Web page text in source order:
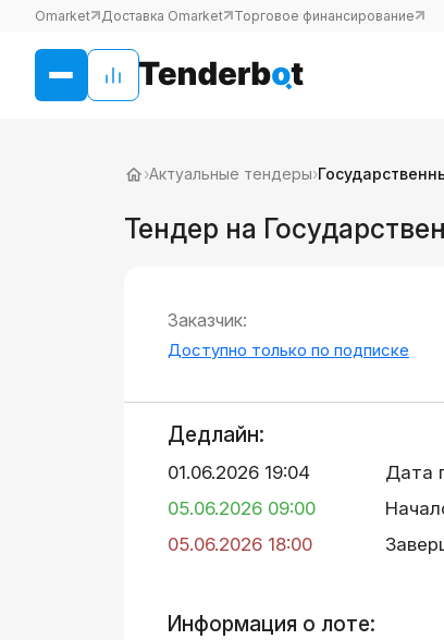
Omarket Доставка Omarket Торговое финансирование
›Актуальные тендеры›
Тендер на
Заказчик:
Доступно только по подписке
Дедлайн:
01.06.2026 19:04
Дата
05.06.2026 09:00
05.06.2026 18:00
Информация о лоте: